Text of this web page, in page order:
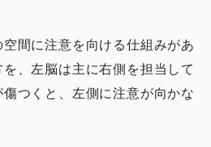
間に注意を向ける仕組みがあ
、左脳は主に右側を担当して
つくと、左側に注意が向かな